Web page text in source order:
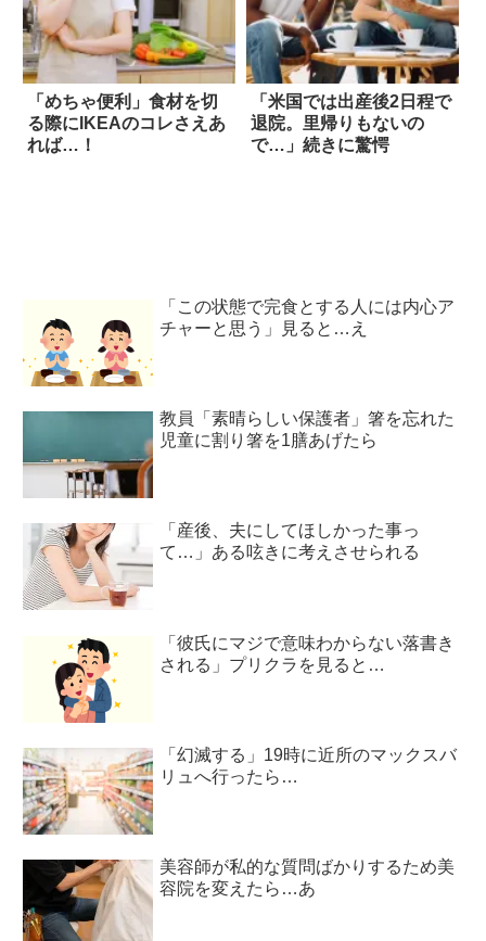
「めちゃ便利」食材を切
る際にIKEAのコレさえあ
れば…！
「米国では出産後2日程で
退院。里帰りもないの
で…」続きに驚愕
「この状態で完食とする人には内心ア
チャーと思う」見ると…え
教員「素晴らしい保護者」箸を忘れた
児童に割り箸を1膳あげたら
「産後、夫にしてほしかった事っ
て…」ある呟きに考えさせられる
「彼氏にマジで意味わからない落書き
される」プリクラを見ると…
「幻滅する」19時に近所のマックスバ
リュへ行ったら…
美容師が私的な質問ばかりするため美
容院を変えたら…あ